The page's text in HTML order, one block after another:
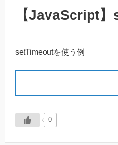
【JavaScript
setTimeoutを使う例
0